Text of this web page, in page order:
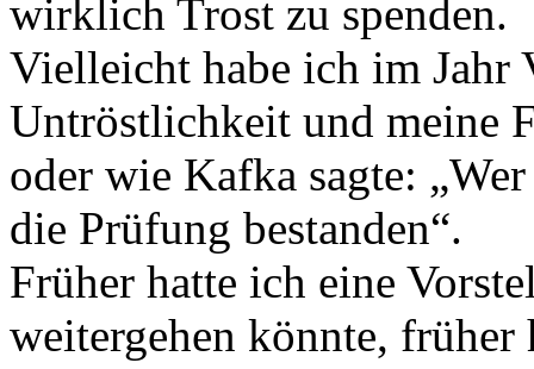
wirklich Trost zu spenden.
Vielleicht habe ich im Jahr
Untröstlichkeit und meine
oder wie Kafka sagte:
die Prüfung bestanden“.
Früher hatte ich eine
weitergehen könnte,